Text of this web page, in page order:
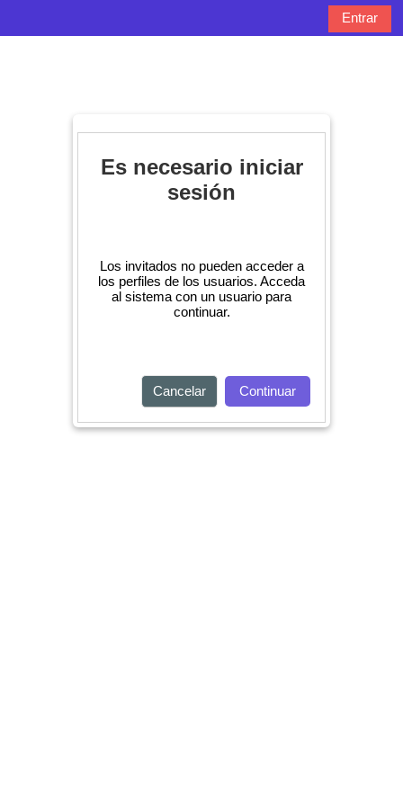
Entrar
Es necesario iniciar
sesión
Los invitados no pueden acceder a
los perfiles de los usuarios. Acceda
al sistema con un usuario para
continuar.
Cancelar Continuar